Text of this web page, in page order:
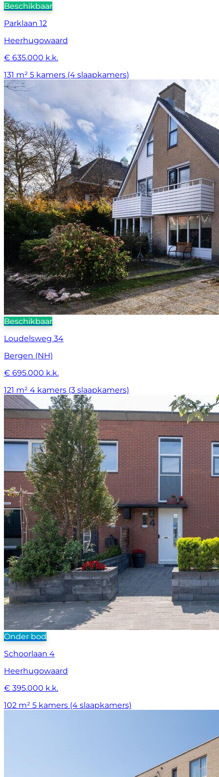
Beschikbaar
Parklaan 12
Heerhugowaard
€ 635.000 k.k.
131 m² 5 kamers (4 slaapkamers)
Beschikbaar
Loudelsweg 34
Bergen (NH)
€ 695.000 k.k.
121 m² 4 kamers (3 slaapkamers)
Onder bod
Schoorlaan 4
Heerhugowaard
€ 395.000 k.k.
102 m² 5 kamers (4 slaapkamers)